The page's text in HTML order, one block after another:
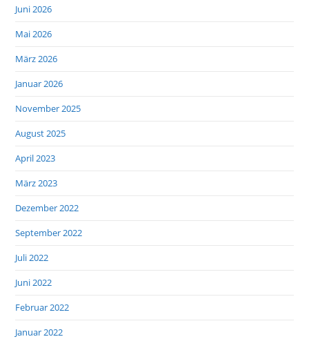
Juni 2026
Mai 2026
März 2026
Januar 2026
November 2025
August 2025
April 2023
März 2023
Dezember 2022
September 2022
Juli 2022
Juni 2022
Februar 2022
Januar 2022